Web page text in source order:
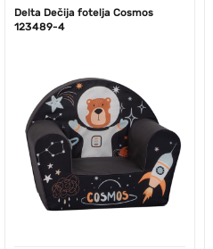
Delta Dečija fotelja Cosmos
123489-4